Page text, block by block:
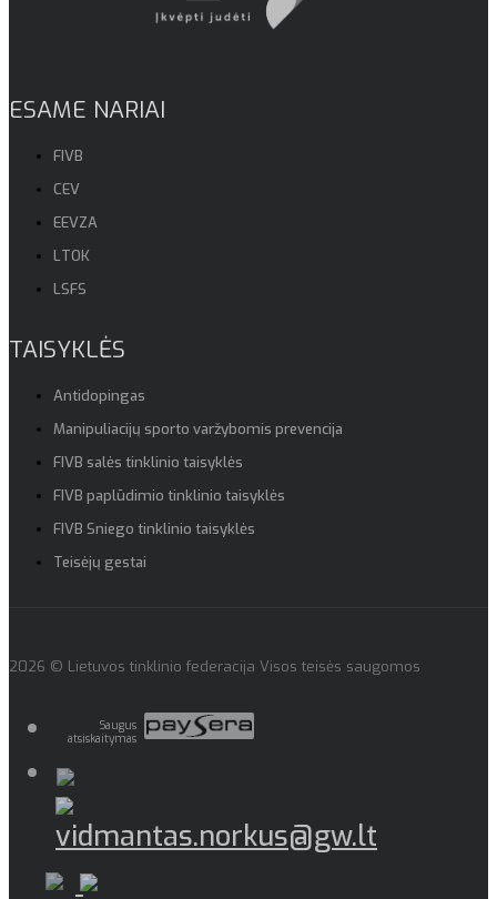
ESAME NARIAI
FIVB
CEV
EEVZA
LTOK
LSFS
TAISYKLĖS
Antidopingas
Manipuliacijų sporto varžybomis prevencija
FIVB salės tinklinio taisyklės
FIVB paplūdimio tinklinio taisyklės
FIVB Sniego tinklinio taisyklės
Teisėjų gestai
2026 © Lietuvos tinklinio federacija Visos teisės saugomos
Saugus
atsiskaitymas